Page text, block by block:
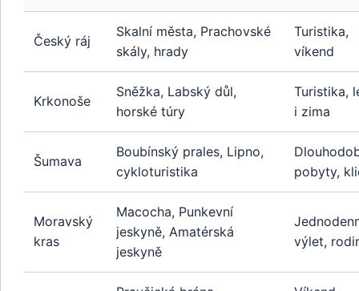
Český ráj
Skalní města, Prachovské
skály, hrady
Turistika,
víkend
Krkonoše
Sněžka, Labský důl,
horské túry
Turistika,
i zima
Šumava
Boubínský prales, Lipno,
cykloturistika
pobyty,
Moravský
kras
Macocha, Punkevní
jeskyně, Amatérská
jeskyně
výlet,